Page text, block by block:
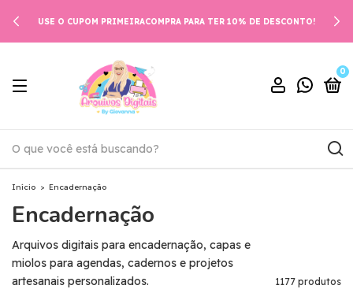
USE O CUPOM PRIMEIRACOMPRA PARA TER 10% DE DESCONTO!
0
Início > Encadernação
Encadernação
Arquivos digitais para encadernação, capas e
miolos para agendas, cadernos e projetos
artesanais personalizados.
1177 produtos